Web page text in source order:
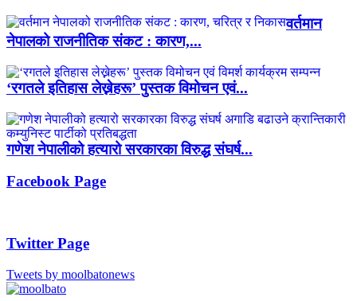
वर्तमान
नेपालको राजनीतिक संकट : कारण,...
‘रगतले इतिहास लेख्नेहरू’ पुस्तक विमोचन एवं...
गणेश नेपालीको हत्यारो सरकारका विरुद्ध संघर्ष...
Facebook Page
Twitter Page
Tweets by moolbatonews